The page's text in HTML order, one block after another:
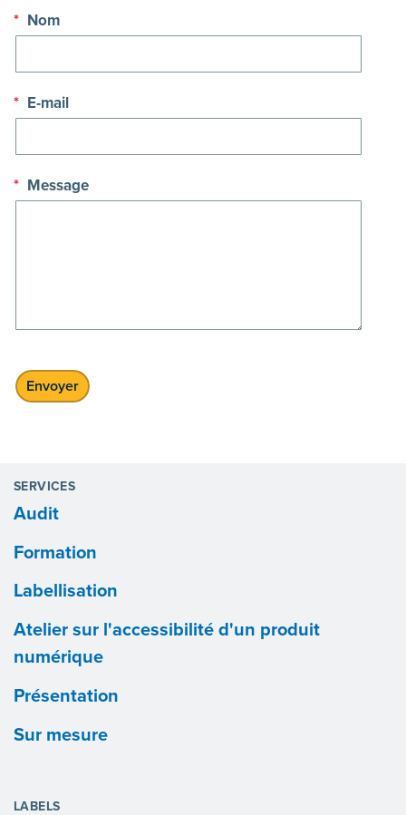
* Nom
* E-mail
* Message
SERVICES
Audit
Formation
Labellisation
Atelier sur l'accessibilité d'un produit
numérique
Présentation
Sur mesure
LABELS